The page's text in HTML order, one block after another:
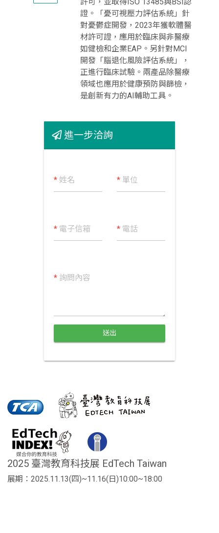
證。「憂可視壓力評估系統」針
對憂鬱症開發，2023年獲軟體醫
材許可證，應用於臨床與非醫療
如健檢和企業EAP。另針對MCI
開發「腦退化風險評估系統」，
正進行臨床試驗。兩產品除醫療
領域也應用於健康預防與篩檢，
是創新有力的AI輔助工具。
進一步洽詢
*姓名 * 單位
*電子信箱 * 電話
*詢問內容
送出
2025 臺灣教育科技展 EdTech Taiwan
展期：2025.11.13(四)~11.16(日)10:00~18:00